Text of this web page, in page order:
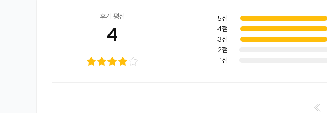
후기 평점
4
5점
4점
3점
2점
1점